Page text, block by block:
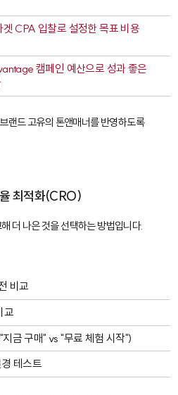
겟 CPA 입찰로 설정한 목표 비용
캠페인 예산으로 성과 좋은
랜드 고유의 톤앤매너를 반영하도록
최적화(CRO)
더 나은 것을 선택하는 방법입니다.
비교
교
금 구매" vs "무료 체험 시작")
테스트